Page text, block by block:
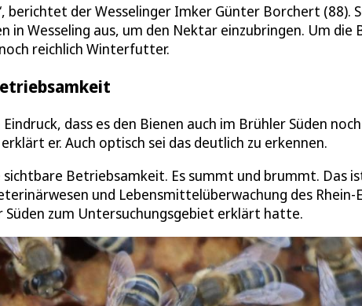
berichtet der Wesselinger Imker Günter Borchert (88).
in Wesseling aus, um den Nektar einzubringen. Um die
reichlich Winterfutter.
dass es den Bienen auch im Brühler Süden
er. Auch optisch sei das deutlich zu erkennen.
Betriebsamkeit. Es summt und brummt. Das
und Lebensmittelüberwachung des Rhein-
zum Untersuchungsgebiet erklärt hatte.